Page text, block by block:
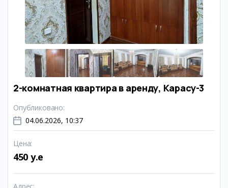
2-комнатная квартира в аренду, Карасу-3
Опубликовано:
04.06.2026, 10:37
Цена:
450 y.e